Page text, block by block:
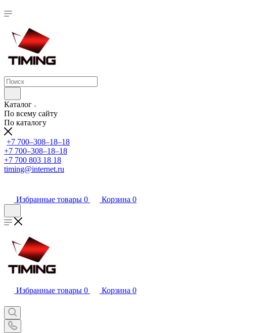
Каталог
По всему сайту
По каталогу
+7 700‒308‒18‒18
+7 700‒308‒18‒18
+7 700 803 18 18
timing@internet.ru
Избранные товары 0 Корзина 0
Избранные товары 0 Корзина 0